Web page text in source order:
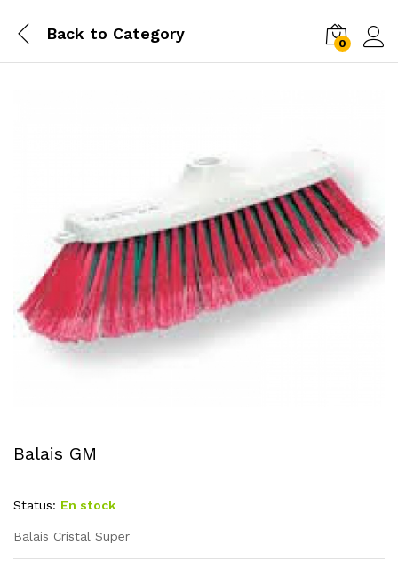
Back to Category
0
Balais GM
Status: En stock
Balais Cristal Super